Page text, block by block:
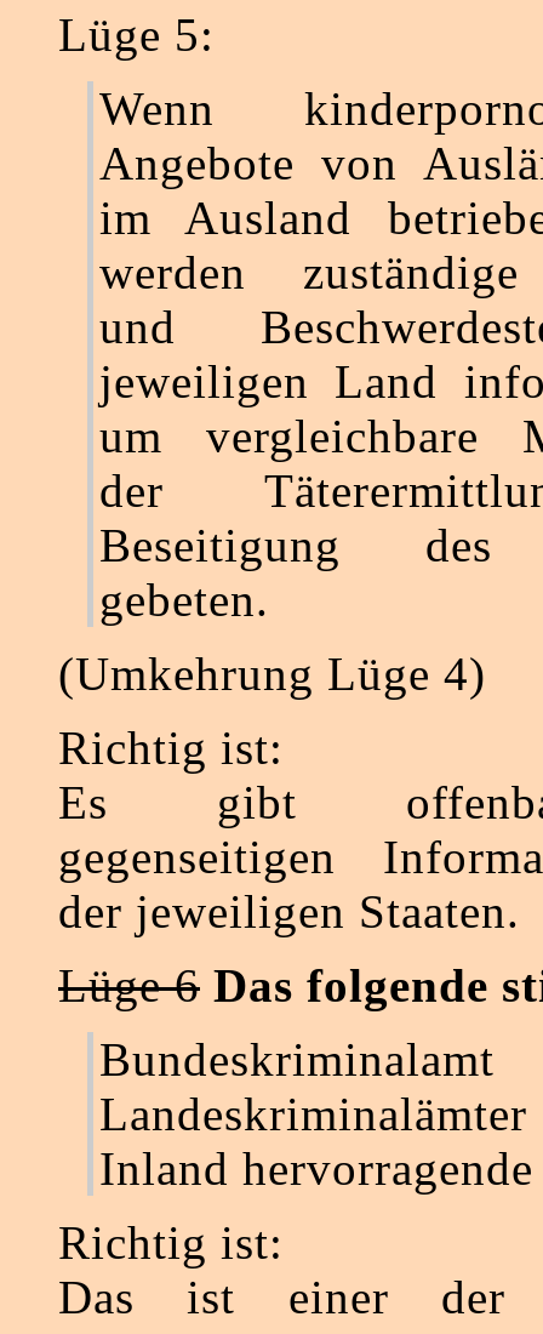
Lüge 5:
Wenn
Angebote von
im Ausland
werden
und
jeweiligen Land
um vergleichbare
der
Beseitigung des
gebeten.
(Umkehrung Lüge 4)
Richtig ist:
Es gibt
gegenseitigen
der jeweiligen Staaten.
Lüge 6 Das folgende
Inland
Richtig ist:
Das ist einer der